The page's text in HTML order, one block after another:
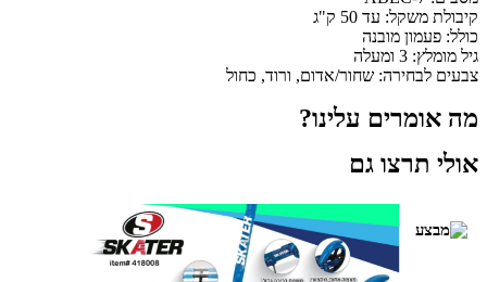
עד 50 ק"ג
מובנה
שחור/אדום, ורוד, כחול
עלינו?
גם